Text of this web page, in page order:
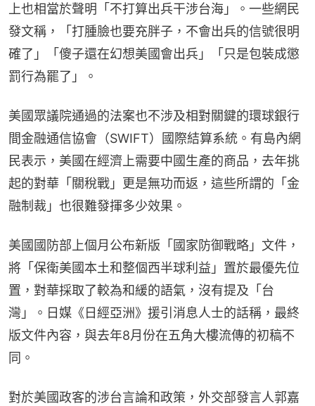
上也相當於聲明「不打算出兵干涉台海」。一些網民
發文稱，「打腫臉也要充胖子，不會出兵的信號很明
確了」「傻子還在幻想美國會出兵」「只是包裝成懲
罰行為罷了」。
美國眾議院通過的法案也不涉及相對關鍵的環球銀行
間金融通信協會（SWIFT）國際結算系統。有島內網
民表示，美國在經濟上需要中國生產的商品，去年挑
起的對華「關稅戰」更是無功而返，這些所謂的「金
融制裁」也很難發揮多少效果。
美國國防部上個月公布新版「國家防御戰略」文件，
將「保衛美國本土和整個西半球利益」置於最優先位
置，對華採取了較為和緩的語氣，沒有提及「台
灣」。日媒《日經亞洲》援引消息人士的話稱，最終
版文件內容，與去年8月份在五角大樓流傳的初稿不
同。
對於美國政客的涉台言論和政策，外交部發言人郭嘉